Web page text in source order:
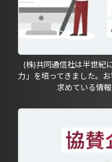
(株)共同通信社は半世紀
力」を培ってきました。
求めている情